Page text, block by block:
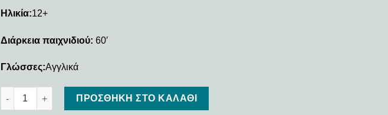
Ηλικία:12+
Διάρκεια παιχνιδιού: 60′
Γλώσσες:Αγγλικά
Irish Gauge ποσότητα
ΠΡΟΣΘΉΚΗ ΣΤΟ ΚΑΛΆΘΙ